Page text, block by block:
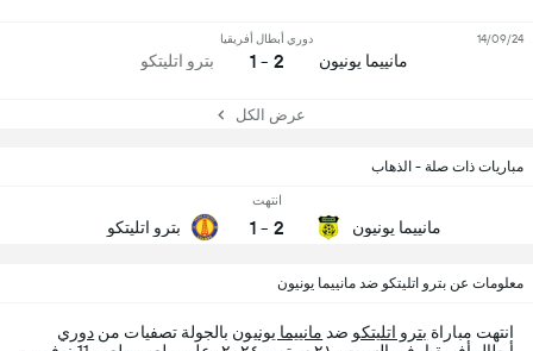
مباريات ذات صلة - الذهاب
مانييما يونيون
انتهت
2
-
1 بترو اتليتكو
مانييما يونيون
دوري أبطال أفريقيا
2 - 1 بترو اتليتكو
14/09/24
عرض الكل
معلومات عن بترو اتليتكو ضد مانييما يونيون
انتهت مباراة بترو اتليتكو ضد مانييما يونيون بالجولة تصفيات من دوري